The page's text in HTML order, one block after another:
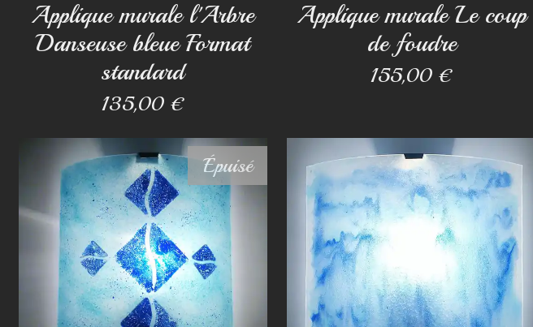
Applique murale l'Arbre
Danseuse bleue Format
standard
135,00 €
Applique murale Le coup
de foudre
155,00 €
Épuisé